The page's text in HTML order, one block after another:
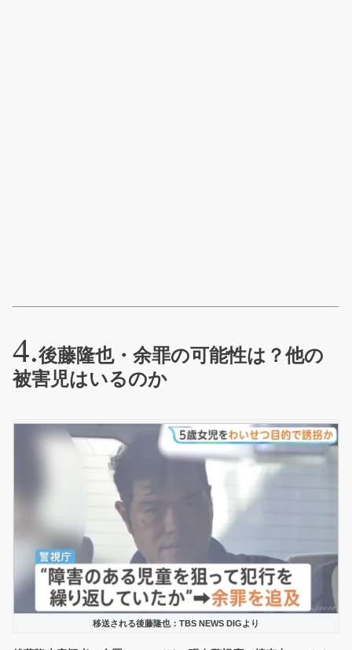
後藤隆也・余罪の可能性は？他の
被害児はいるのか
移送される後藤隆也：TBS NEWS DIGより